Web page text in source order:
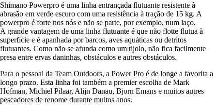
Shimano Powerpro é uma linha entrançada flutuante resistente à
abrasão em verde escuro com uma resistência à tração de 15 kg. A
powerpro é forte nos nós e não se parte, por exemplo, num laço.
A grande vantagem de uma linha flutuante é que não flotte flutua à
superfície e é apanhada por barcos, aves aquáticas ou detritos
flutuantes. Como não se afunda como um tijolo, não fica facilmente
presa entre ervas daninhas, obstáculos e autres obstáculos.
Para o pessoal da Team Outdoors, a Power Pro é de longe a favorita a
longo prazo. Esta linha foi também a premier escolha de Mark
Hofman, Michiel Pilaar, Alijn Danau, Bjorn Emans e muitos autres
pescadores de renome durante muitos anos.